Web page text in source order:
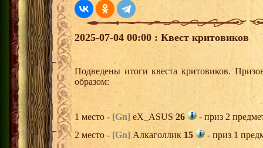
2025-07-04 00:00 : Квест критовиков
Подведены итоги квеста критовиков.
образом:
1 место - [Gn] eX_ASUS26
- приз 2
2 место - [Gn] Алкаголлик 15
- приз 1